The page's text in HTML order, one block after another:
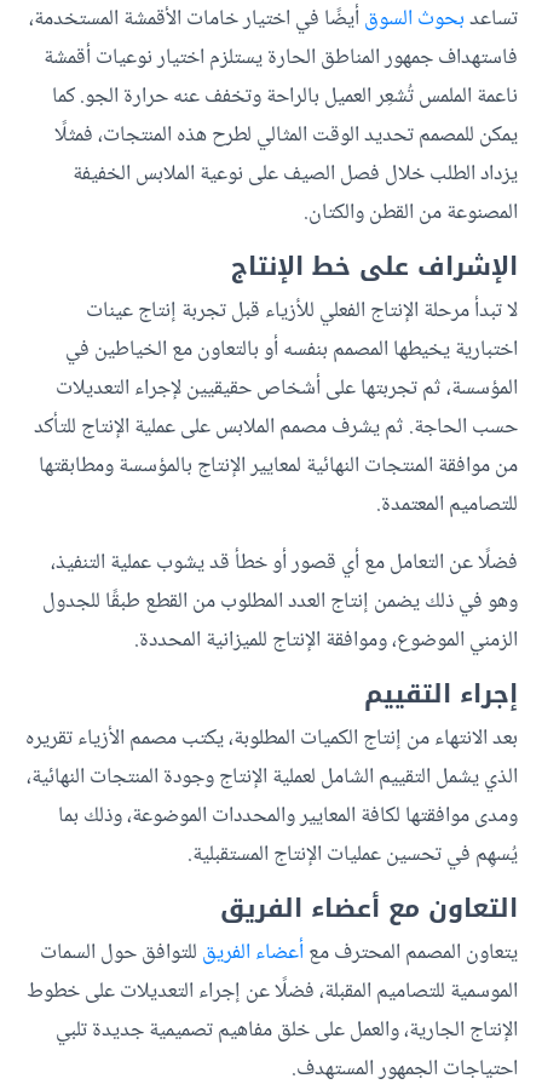
تساعدبحوث السوق أيضًا في اختيار خامات الأقمشة المستخدمة،
فاستهداف جمهور المناطق الحارة يستلزم اختيار نوعيات أقمشة
ناعمة الملمس تُشعِر العميل بالراحة وتخفف عنه حرارة الجو. كما
يمكن للمصمم تحديد الوقت المثالي لطرح هذه المنتجات، فمثلًا
يزداد الطلب خلال فصل الصيف على نوعية الملابس الخفيفة
المصنوعة من القطن والكتان.
الإشراف على خط الإنتاج
لا تبدأ مرحلة الإنتاج الفعلي للأزياء قبل تجربة إنتاج عينات
اختبارية يخيطها المصمم بنفسه أو بالتعاون مع الخياطين في
المؤسسة، ثم تجربتها على أشخاص حقيقيين لإجراء التعديلات
حسب الحاجة. ثم يشرف مصمم الملابس على عملية الإنتاج للتأكد
من موافقة المنتجات النهائية لمعايير الإنتاج بالمؤسسة ومطابقتها
للتصاميم المعتمدة.
فضلًا عن التعامل مع أي قصور أو خطأ قد يشوب عملية التنفيذ،
وهو في ذلك يضمن إنتاج العدد المطلوب من القطع طبقًا للجدول
الزمني الموضوع، وموافقة الإنتاج للميزانية المحددة.
إجراء التقييم
بعد الانتهاء من إنتاج الكميات المطلوبة، يكتب مصمم الأزياء تقريره
الذي يشمل التقييم الشامل لعملية الإنتاج وجودة المنتجات النهائية،
ومدى موافقتها لكافة المعايير والمحددات الموضوعة، وذلك بما
يُسهِم في تحسين عمليات الإنتاج المستقبلية.
التعاون مع أعضاء الفريق
يتعاون المصمم المحترف معأعضاء الفريق للتوافق حول السمات
الموسمية للتصاميم المقبلة، فضلًا عن إجراء التعديلات على خطوط
الإنتاج الجارية، والعمل على خلق مفاهيم تصميمية جديدة تلبي
احتياجات الجمهور المستهدف.